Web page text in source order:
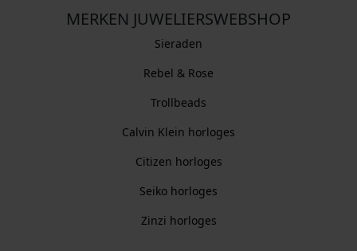
MERKEN JUWELIERSWEBSHOP
Sieraden
Rebel & Rose
Trollbeads
Calvin Klein horloges
Citizen horloges
Seiko horloges
Zinzi horloges